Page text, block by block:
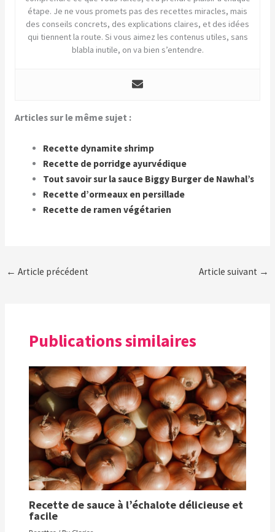
étape. Je ne vous promets pas des recettes miracles, mais
des conseils concrets, des explications claires, et des idées
qui tiennent la route. Si vous aimez les contenus utiles, sans
blabla inutile, on va bien s’entendre.
Articles sur le même sujet :
Recette dynamite shrimp
Recette de porridge ayurvédique
Tout savoir sur la sauce Biggy Burger de Nawhal’s
Recette d’ormeaux en persillade
Recette de ramen végétarien
← Article précédent Article suivant →
Publications similaires
Recette de sauce à l’échalote délicieuse et
facile